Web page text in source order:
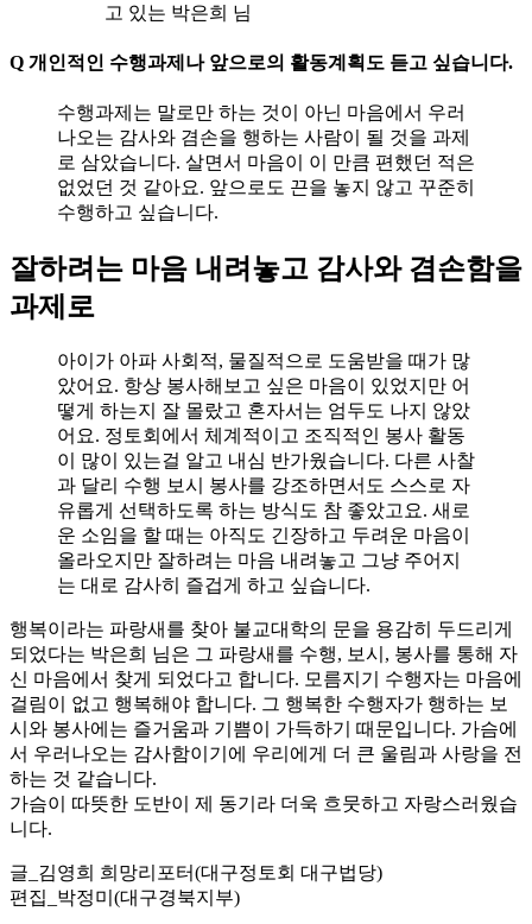
고 있는 박은희 님
Q 개인적인 수행과제나 앞으로의 활동계획도 듣고 싶습니다.
수행과제는 말로만 하는 것이 아닌 마음에서 우러
나오는 감사와 겸손을 행하는 사람이 될 것을 과제
로 삼았습니다. 살면서 마음이 이 만큼 편했던 적은
없었던 것 같아요. 앞으로도 끈을 놓지 않고 꾸준히
수행하고 싶습니다.
잘하려는 마음 내려놓고 감사와 겸손함을
과제로
아이가 아파 사회적, 물질적으로 도움받을 때가 많
았어요. 항상 봉사해보고 싶은 마음이 있었지만 어
떻게 하는지 잘 몰랐고 혼자서는 엄두도 나지 않았
어요. 정토회에서 체계적이고 조직적인 봉사 활동
이 많이 있는걸 알고 내심 반가웠습니다. 다른 사찰
과 달리 수행 보시 봉사를 강조하면서도 스스로 자
유롭게 선택하도록 하는 방식도 참 좋았고요. 새로
운 소임을 할 때는 아직도 긴장하고 두려운 마음이
올라오지만 잘하려는 마음 내려놓고 그냥 주어지
는 대로 감사히 즐겁게 하고 싶습니다.
행복이라는 파랑새를 찾아 불교대학의 문을 용감히 두드리게
되었다는 박은희 님은 그 파랑새를 수행, 보시, 봉사를 통해 자
신 마음에서 찾게 되었다고 합니다. 모름지기 수행자는 마음에
걸림이 없고 행복해야 합니다. 그 행복한 수행자가 행하는 보
시와 봉사에는 즐거움과 기쁨이 가득하기 때문입니다. 가슴에
서 우러나오는 감사함이기에 우리에게 더 큰 울림과 사랑을 전
하는 것 같습니다.
가슴이 따뜻한 도반이 제 동기라 더욱 흐뭇하고 자랑스러웠습
니다.
글_김영희 희망리포터(대구정토회 대구법당)
편집_박정미(대구경북지부)